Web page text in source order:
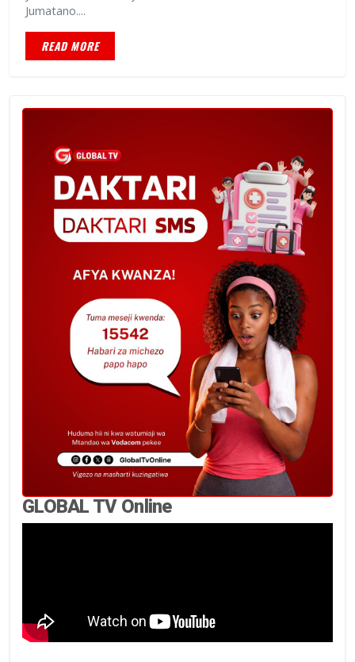
Jumatano....
READ MORE
GLOBAL TV Online